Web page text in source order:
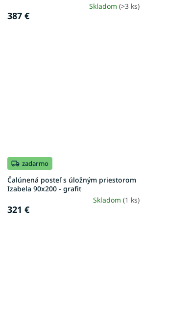
Skladom (>3 ks)
387 €
zadarmo
Čalúnená posteľ s úložným priestorom
Izabela 90x200 - grafit
Skladom (1 ks)
321 €